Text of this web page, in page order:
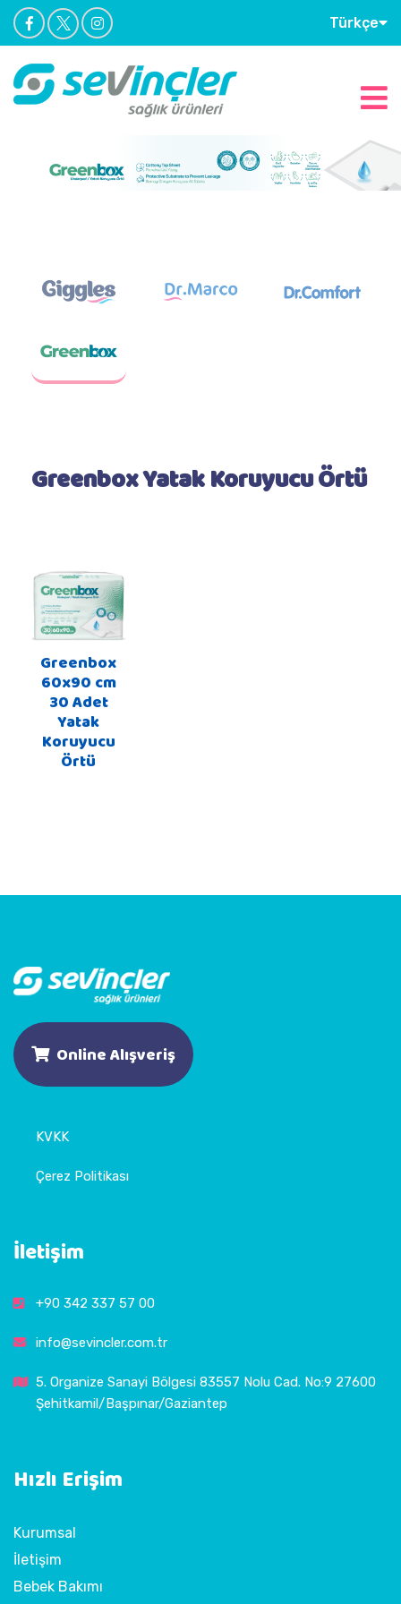
Türkçe
Greenbox Yatak Koruyucu Örtü
Greenbox
60x90 cm
30 Adet
Yatak
Koruyucu
Örtü
Online Alışveriş
KVKK
Çerez Politikası
İletişim
+90 342 337 57 00
info@sevincler.com.tr
5. Organize Sanayi Bölgesi 83557 Nolu Cad. No:9 27600
Şehitkamil/Başpınar/Gaziantep
Hızlı Erişim
Kurumsal
İletişim
Bebek Bakımı